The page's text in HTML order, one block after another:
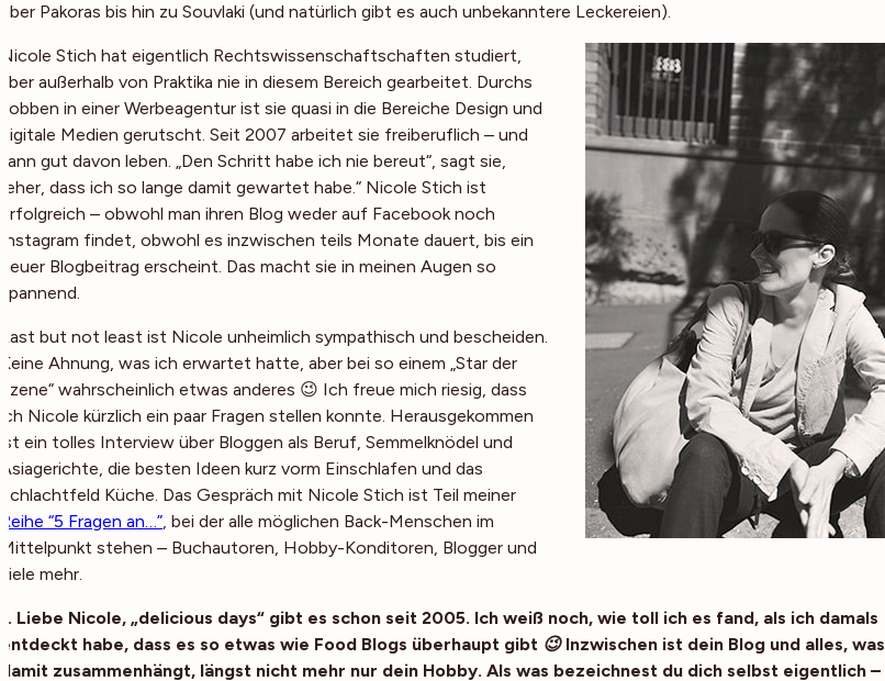
über Pakoras bis hin zu Souvlaki (und natürlich gibt es auch unbekanntere Leckereien).
Nicole Stich hat eigentlich Rechtswissenschaftschaften studiert,
aber außerhalb von Praktika nie in diesem Bereich gearbeitet. Durchs
Jobben in einer Werbeagentur ist sie quasi in die Bereiche Design und
digitale Medien gerutscht. Seit 2007 arbeitet sie freiberuflich – und
kann gut davon leben. „Den Schritt habe ich nie bereut“, sagt sie,
„eher, dass ich so lange damit gewartet habe.“ Nicole Stich ist
erfolgreich – obwohl man ihren Blog weder auf Facebook noch
Instagram findet, obwohl es inzwischen teils Monate dauert, bis ein
neuer Blogbeitrag erscheint. Das macht sie in meinen Augen so
spannend.
Last but not least ist Nicole unheimlich sympathisch und bescheiden.
Keine Ahnung, was ich erwartet hatte, aber bei so einem „Star der
Szene“ wahrscheinlich etwas anderes 😉 Ich freue mich riesig, dass
ich Nicole kürzlich ein paar Fragen stellen konnte. Herausgekommen
ist ein tolles Interview über Bloggen als Beruf, Semmelknödel und
Asiagerichte, die besten Ideen kurz vorm Einschlafen und das
Schlachtfeld Küche. Das Gespräch mit Nicole Stich ist Teil meiner
Reihe “5 Fragen an…”, bei der alle möglichen Back-Menschen im
Mittelpunkt stehen – Buchautoren, Hobby-Konditoren, Blogger und
viele mehr.
1. Liebe Nicole, „delicious days“ gibt es schon seit 2005. Ich weiß noch, wie toll ich es fand, als ich damals
entdeckt habe, dass es so etwas wie Food Blogs überhaupt gibt 😉 Inzwischen ist dein Blog und alles, was
damit zusammenhängt, längst nicht mehr nur dein Hobby. Als was bezeichnest du dich selbst eigentlich –